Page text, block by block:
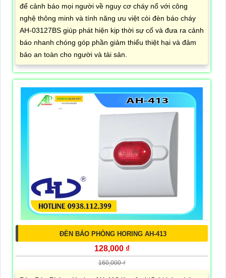
để cảnh báo mọi người về nguy cơ cháy nổ với công
nghệ thông minh và tính năng ưu việt còi đèn báo cháy
AH-03127BS giúp phát hiện kịp thời sự cố và đưa ra cảnh
báo nhanh chóng góp phần giảm thiểu thiệt hại và đảm
bảo an toàn cho người và tài sản.
ĐÈN BÁO PHÒNG HORING AH-413
128,000 ₫
160,000 ₫